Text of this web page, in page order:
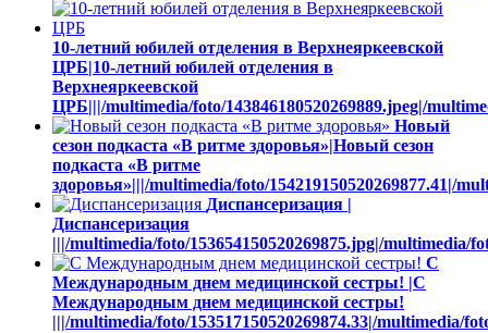
10-летний юбилей отделения в Верхнеяркеевской
ЦРБ|10-летний юбилей отделения в
Верхнеяркеевской
ЦРБ|||/multimedia/foto/143846180520269889.jpeg|/
Новый
сезон подкаста «В ритме здоровья»|Новый сезон
подкаста «В ритме
здоровья»|||/multimedia/foto/154219150520269877.41|/
Диспансеризация |
Диспансеризация
|||/multimedia/foto/153654150520269875.jpg|/multimedia/
С
Международным днем медицинской сестры! |С
Международным днем медицинской сестры!
|||/multimedia/foto/153517150520269874.33|/multimedia/